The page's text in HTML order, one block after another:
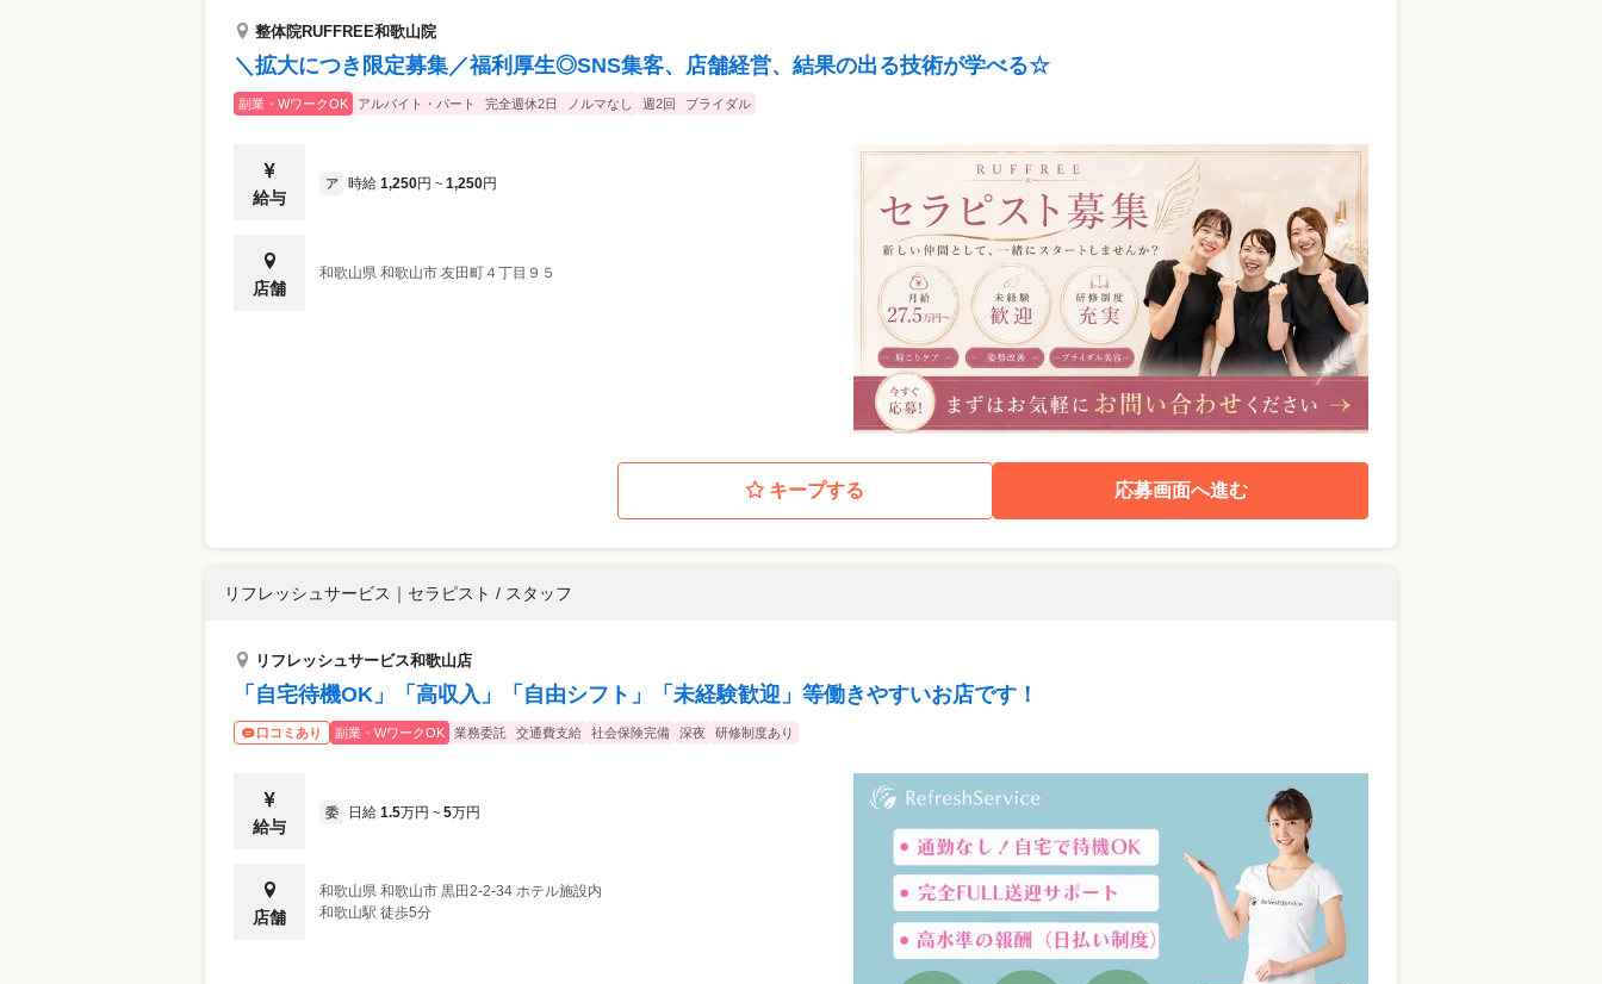
整体院RUFFREE和歌山院
＼拡大につき限定募集／福利厚生◎SNS集客、店舗経営、結果の出る技術が学べる☆
副業・WワークOK アルバイト・パート 完全週休2日 ノルマなし 週2回 ブライダル
給与
ア 時給 1,250円 ~ 1,250円
店舗
和歌山県 和歌山市 友田町４丁目９５
キープする 応募画面へ進む
リフレッシュサービス ｜ セラピスト / スタッフ
リフレッシュサービス和歌山店
「自宅待機OK」「高収入」「自由シフト」「未経験歓迎」等働きやすいお店です！
口コミあり 副業・WワークOK 業務委託 交通費支給 社会保険完備 深夜 研修制度あり
給与
委 日給 1.5万円 ~ 5万円
店舗
和歌山県 和歌山市 黒田2-2-34 ホテル施設内
和歌山駅 徒歩5分